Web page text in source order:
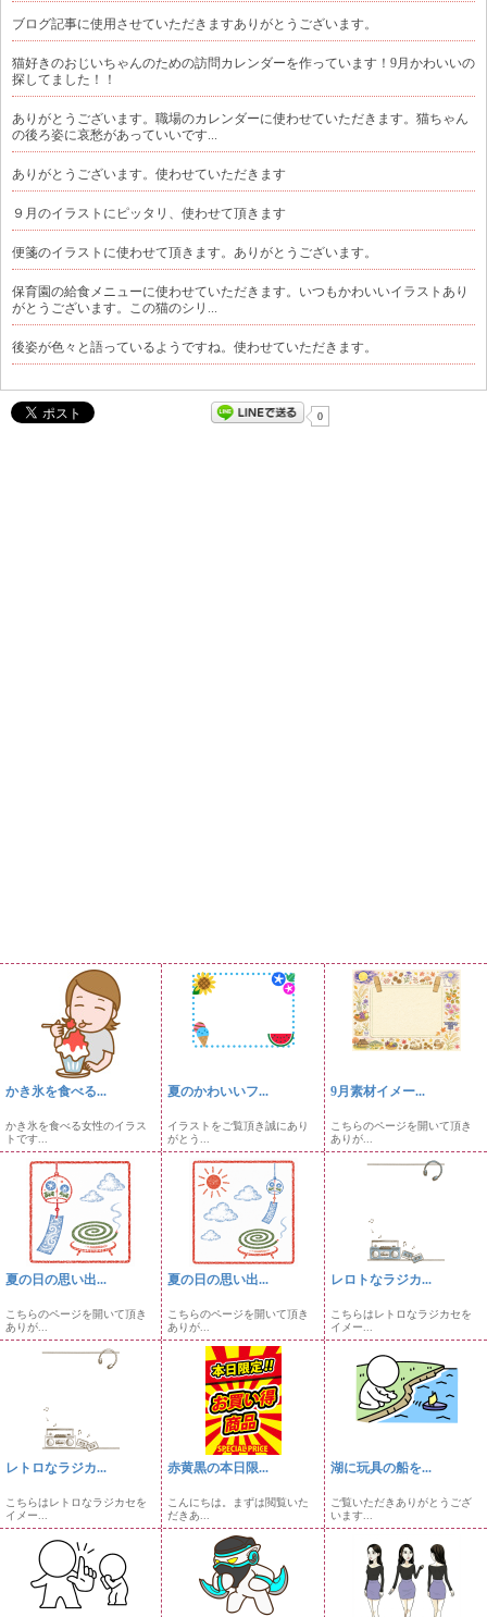
ブログ記事に使用させていただきますありがとうございます。
猫好きのおじいちゃんのための訪問カレンダーを作っています！9月かわいいの
探してました！！
ありがとうございます。職場のカレンダーに使わせていただきます。猫ちゃん
の後ろ姿に哀愁があっていいです...
ありがとうございます。使わせていただきます
９月のイラストにピッタリ、使わせて頂きます
便箋のイラストに使わせて頂きます。ありがとうございます。
保育園の給食メニューに使わせていただきます。いつもかわいいイラストあり
がとうございます。この猫のシリ...
後姿が色々と語っているようですね。使わせていただきます。
0
かき氷を食べる...
かき氷を食べる女性のイラス
トです...
夏のかわいいフ...
イラストをご覧頂き誠にあり
がとう...
9月素材イメー...
こちらのページを開いて頂き
ありが...
夏の日の思い出...
こちらのページを開いて頂き
ありが...
夏の日の思い出...
こちらのページを開いて頂き
ありが...
レロトなラジカ...
こちらはレトロなラジカセを
イメー...
レトロなラジカ...
こちらはレトロなラジカセを
イメー...
赤黄黒の本日限...
こんにちは。まずは閲覧いた
だきあ...
湖に玩具の船を...
ご覧いただきありがとうござ
います...